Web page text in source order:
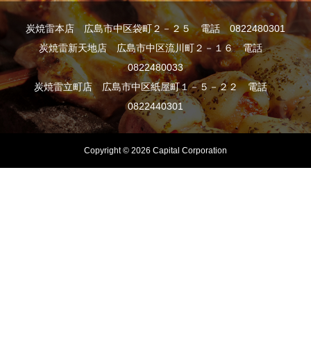
炭焼雷本店 広島市中区袋町２－２５ 電話 0822480301
炭焼雷新天地店 広島市中区流川町２－１６ 電話
0822480033
炭焼雷立町店 広島市中区紙屋町１－５－２２ 電話
0822440301
Copyright © 2026 Capital Corporation